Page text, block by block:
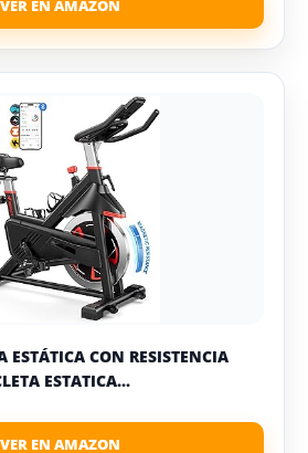
ESTÁTICA CON RESISTENCIA
ESTATICA...